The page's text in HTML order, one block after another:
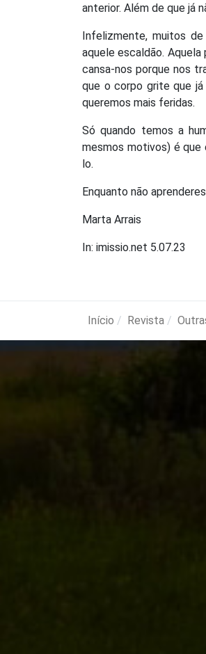
anterior. Além de que já
Infelizmente, muitos
aquele escaldão.
cansa-nos porque nos
que o corpo grite que já
queremos mais feridas.
Só quando temos a
mesmos motivos) é
lo.
Enquanto não
Marta Arrais
In: imissio.net 5.07.23
Início Revista